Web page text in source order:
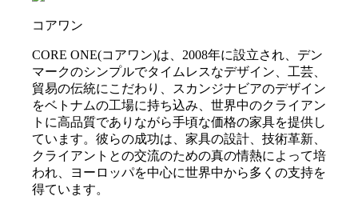
コアワン
CORE ONE(コアワン)は、2008年に設立され、デン
マークのシンプルでタイムレスなデザイン、工芸、
貿易の伝統にこだわり、スカンジナビアのデザイン
をベトナムの工場に持ち込み、世界中のクライアン
トに高品質でありながら手頃な価格の家具を提供し
ています。彼らの成功は、家具の設計、技術革新、
クライアントとの交流のための真の情熱によって培
われ、ヨーロッパを中心に世界中から多くの支持を
得ています。